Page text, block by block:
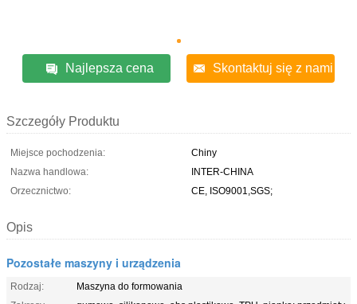
Najlepsza cena Skontaktuj się z nami
Szczegóły Produktu
Miejsce pochodzenia:
Chiny
Nazwa handlowa:
INTER-CHINA
Orzecznictwo:
CE, ISO9001,SGS;
Opis
Pozostałe maszyny i urządzenia
Rodzaj:
Maszyna do formowania